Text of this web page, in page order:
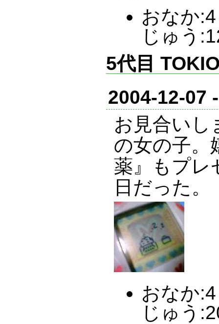
おなか
じゅう
5代目
2004-12-07
お見合いし
の女の子。
薬』もプレ
日だった。
おなか
じゅう